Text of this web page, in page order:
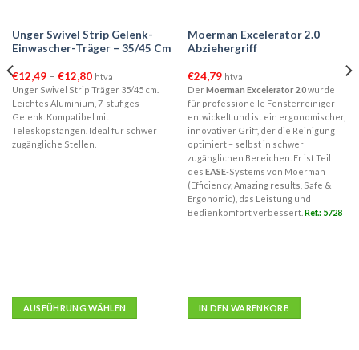
Unger Swivel Strip Gelenk-
Einwascher-Träger – 35/45 Cm
€12,49 – €12,80Preisspanne:
€12,49
bis
€12,80
htva
Unger Swivel Strip Träger 35/45 cm.
Leichtes Aluminium, 7-stufiges
Gelenk. Kompatibel mit
Teleskopstangen. Ideal für schwer
zugängliche Stellen.
AUSFÜHRUNG WÄHLEN
Moerman Excelerator 2.0
Abziehergriff
€24,79 htva
DerMoerman Excelerator 2.0wurde
für professionelle Fensterreiniger
entwickelt und ist ein ergonomischer,
innovativer Griff, der die Reinigung
optimiert – selbst in schwer
zugänglichen Bereichen. Er ist Teil
des EASE-Systems von Moerman
(Efficiency, Amazing results, Safe &
Ergonomic), das Leistung und
Bedienkomfort verbessert. Ref.: 5728
IN DEN WARENKORB